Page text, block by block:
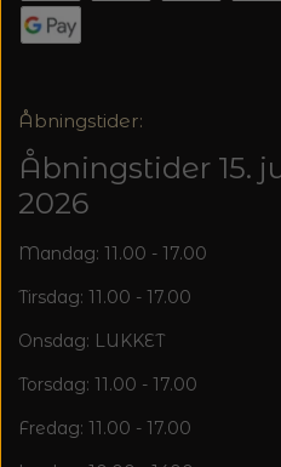
Åbningstider:
Åbningstider 15.
2026
Mandag: 11.00 - 17.00
Tirsdag: 11.00 - 17.00
Onsdag: LUKKET
Torsdag: 11.00 - 17.00
Fredag: 11.00 - 17.00